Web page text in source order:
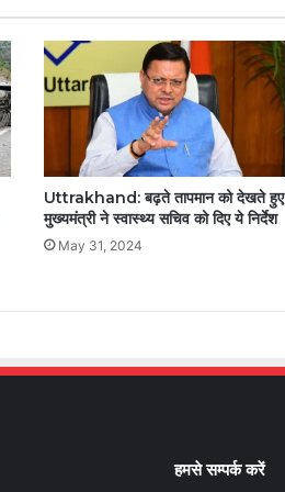
Uttrakhand: बढ़ते तापमान को देखते हुए
मुख्यमंत्री ने स्वास्थ्य सचिव को दिए ये निर्देश
May 31, 2024
हमसे सम्पर्क करें